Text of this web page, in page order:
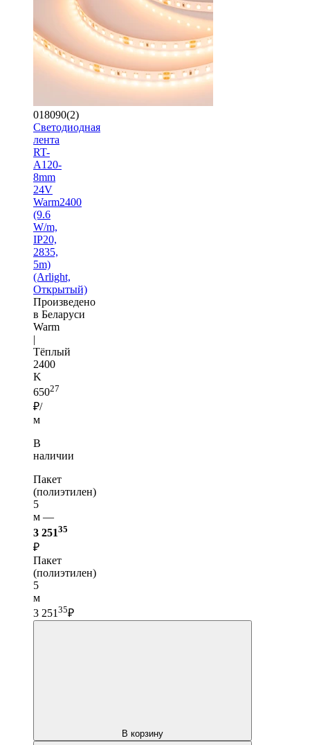
018090(2)
Светодиодная
лента
RT-
A120-
8mm
24V
Warm2400
(9.6
W/m,
IP20,
2835,
5m)
(Arlight,
Открытый)
Произведено
в Беларуси
Warm
|
Тёплый
2400
K
65027
₽/
м
В
наличии
Пакет
(полиэтилен)
5
м —
3 25135
₽
Пакет
(полиэтилен)
5
м
3 251 35₽
В корзину